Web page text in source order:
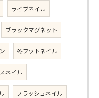
ライブネイル
ブラックマグネット
冬フットネイル
ネイル
フラッシュネイル